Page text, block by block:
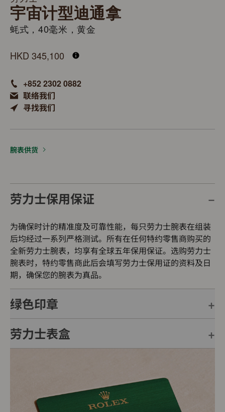
宇宙计型迪通拿
蚝式，40毫米，黄金
HKD 345,100
+852 2302 0882
联络我们
寻找我们
腕表供货
劳力士保用保证
为确保时计的精准度及可靠性能，每只劳力士腕表在组装
后均经过一系列严格测试。所有在任何特约零售商购买的
全新劳力士腕表，均享有全球五年保用保证。选购劳力士
腕表时，特约零售商此后会填写劳力士保用证的资料及日
期，确保您的腕表为真品。
绿色印章
每只劳力士腕表均附有全球五年保用保证，并附上绿色印
劳力士表盒
送礼之用亦非常合适，接收礼物者会感到愉悦非常。